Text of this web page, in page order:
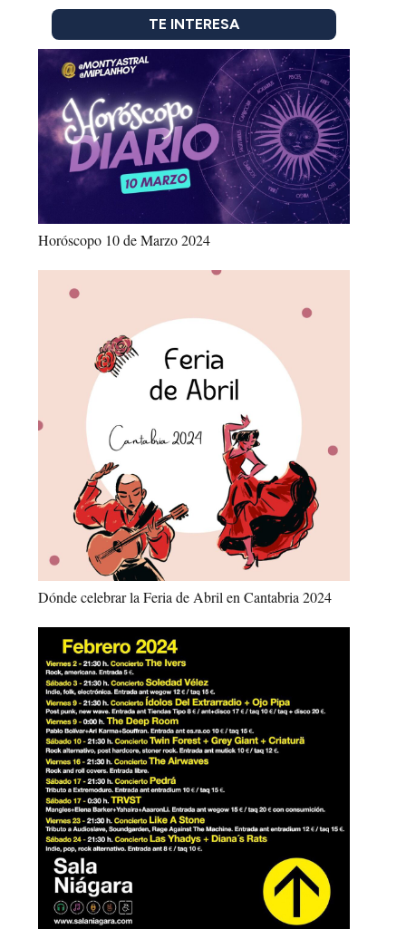
TE INTERESA
Horóscopo 10 de Marzo 2024
Dónde celebrar la Feria de Abril en Cantabria 2024